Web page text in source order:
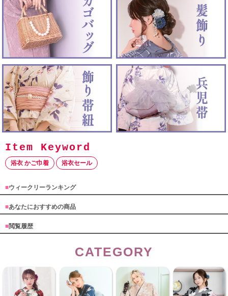
浴衣 かご巾着 浴衣セール
■ウィークリーランキング
■あなたにおすすめの商品
■閲覧履歴
CATEGORY